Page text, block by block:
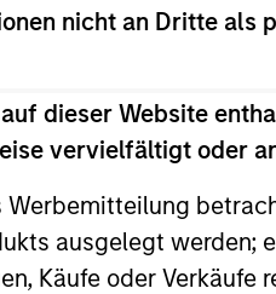
nicht an Dritte
dieser Website
vervielfältigt oder
ausgelegt werden;
Käufe oder
varies as
providing attractive